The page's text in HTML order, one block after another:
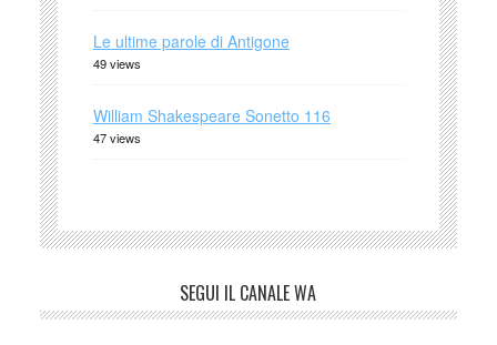
Le ultime parole di Antigone
49 views
William Shakespeare Sonetto 116
47 views
SEGUI IL CANALE WA